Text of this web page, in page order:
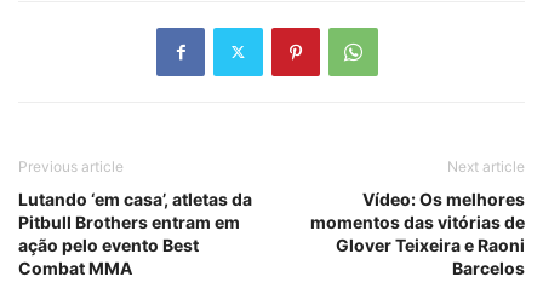
Previous article
Lutando ‘em casa’, atletas da
Pitbull Brothers entram em
ação pelo evento Best
Combat MMA
Next article
Vídeo: Os melhores
momentos das vitórias de
Glover Teixeira e Raoni
Barcelos